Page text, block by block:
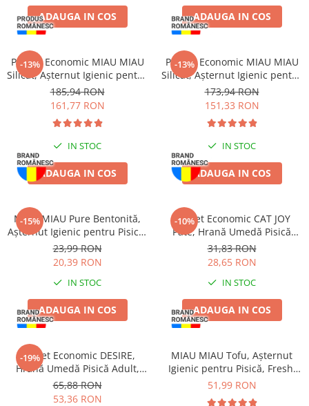
ADAUGA IN COS ADAUGA IN COS
-13%
Pachet Economic MIAU MIAU
Silicat, Așternut Igienic pentru
Pisică, Clumping, 6x5L
185,94 RON
161,77 RON
IN STOC
ADAUGA IN COS
-13%
Pachet Economic MIAU MIAU
Silicat, Așternut Igienic pentru
Pisică, Lavandă, 6x5L
173,94 RON
151,33 RON
IN STOC
ADAUGA IN COS
-15%
MIAU MIAU Pure Bentonită,
Așternut Igienic pentru Pisică,
Lavandă, 5L
23,99 RON
20,39 RON
IN STOC
ADAUGA IN COS
-10%
Pachet Economic CAT JOY
Pate, Hrană Umedă Pisică
Adult, Pește, 16x100g
31,83 RON
28,65 RON
IN STOC
ADAUGA IN COS
-19%
Pachet Economic DESIRE,
Hrană Umedă Pisică Adult,
Ton File și Creveți în Supă,
12x70g
65,88 RON
53,36 RON
MIAU MIAU Tofu, Așternut
Igienic pentru Pisică, Fresh,
10L
51,99 RON